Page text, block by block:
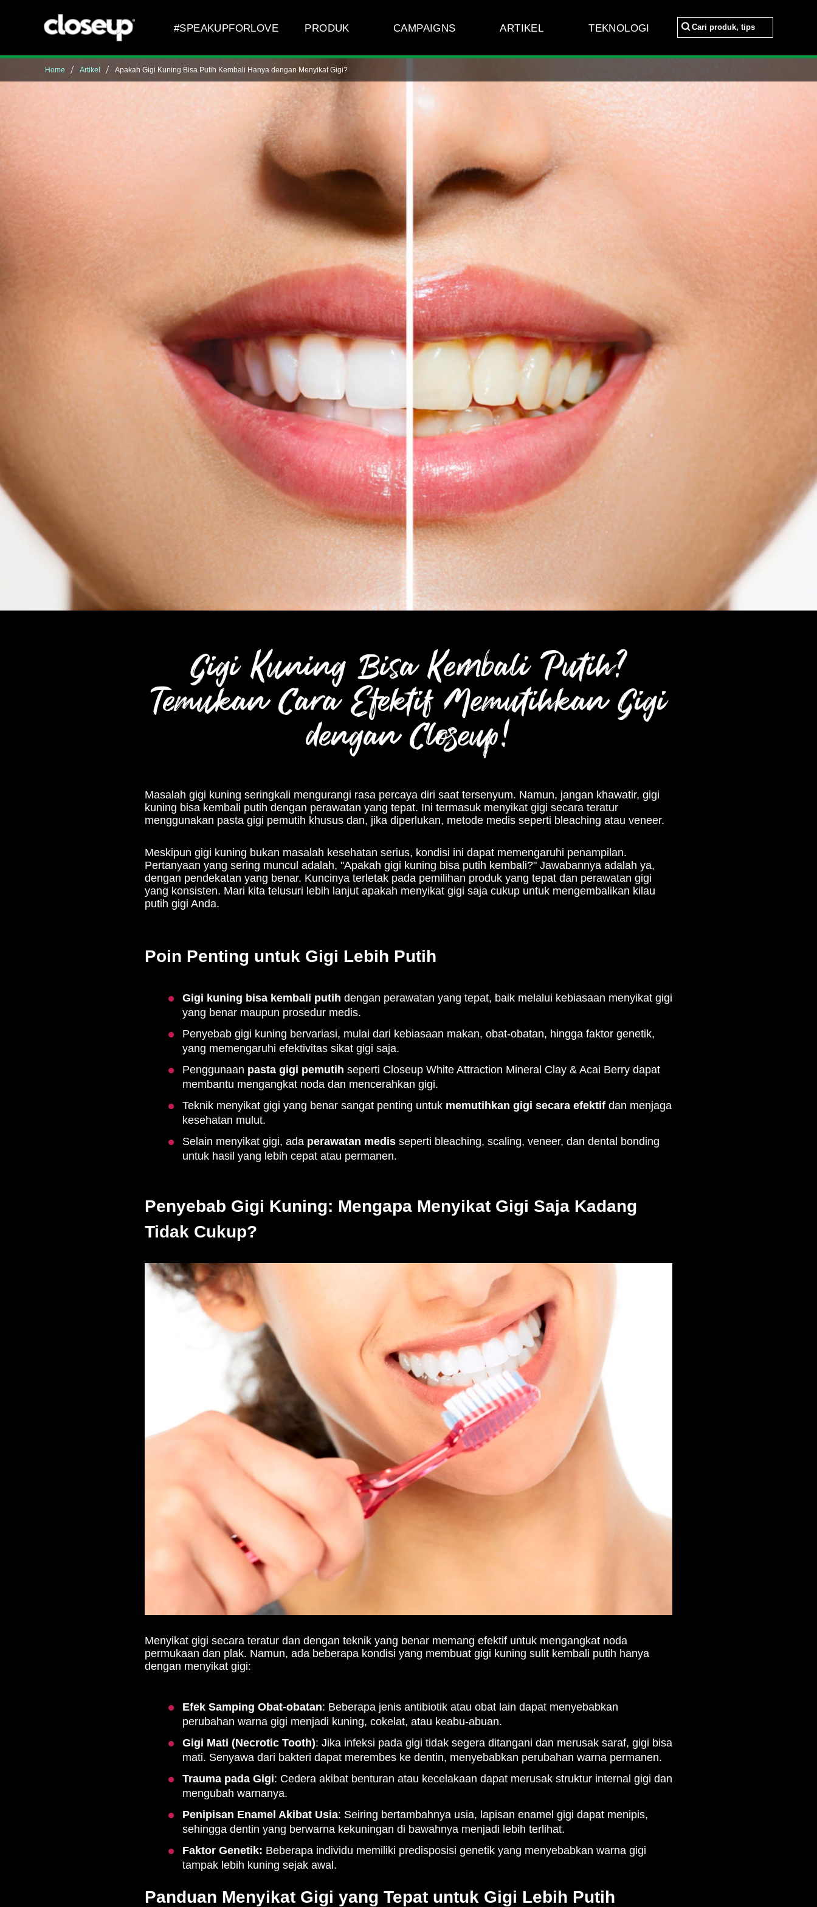
Skip to content #SPEAKUPFORLOVE PRODUK CAMPAIGNS ARTIKEL TEKNOLOGI Cari produk, tips
Cari produk, tips
Home Artikel Apakah Gigi Kuning Bisa Putih Kembali Hanya dengan Menyikat Gigi?
Gigi Kuning Bisa Kembali Putih?
Temukan Cara Efektif Memutihkan Gigi
dengan Closeup!
Masalah gigi kuning seringkali mengurangi rasa percaya diri saat tersenyum. Namun, jangan khawatir, gigi
kuning bisa kembali putih dengan perawatan yang tepat. Ini termasuk menyikat gigi secara teratur
menggunakan pasta gigi pemutih khusus dan, jika diperlukan, metode medis seperti bleaching atau veneer.
Meskipun gigi kuning bukan masalah kesehatan serius, kondisi ini dapat memengaruhi penampilan.
Pertanyaan yang sering muncul adalah, "Apakah gigi kuning bisa putih kembali?" Jawabannya adalah ya,
dengan pendekatan yang benar. Kuncinya terletak pada pemilihan produk yang tepat dan perawatan gigi
yang konsisten. Mari kita telusuri lebih lanjut apakah menyikat gigi saja cukup untuk mengembalikan kilau
putih gigi Anda.
Poin Penting untuk Gigi Lebih Putih
Gigi kuning bisa kembali putih dengan perawatan yang tepat, baik melalui kebiasaan menyikat gigi
yang benar maupun prosedur medis.
Penyebab gigi kuning bervariasi, mulai dari kebiasaan makan, obat-obatan, hingga faktor genetik,
yang memengaruhi efektivitas sikat gigi saja.
Penggunaan pasta gigi pemutih seperti Closeup White Attraction Mineral Clay & Acai Berry dapat
membantu mengangkat noda dan mencerahkan gigi.
Teknik menyikat gigi yang benar sangat penting untuk memutihkan gigi secara efektifdan menjaga
kesehatan mulut.
Selain menyikat gigi, ada perawatan medisseperti bleaching, scaling, veneer, dan dental bonding
untuk hasil yang lebih cepat atau permanen.
Penyebab Gigi Kuning: Mengapa Menyikat Gigi Saja Kadang
Tidak Cukup?
Menyikat gigi secara teratur dan dengan teknik yang benar memang efektif untuk mengangkat noda
permukaan dan plak. Namun, ada beberapa kondisi yang membuat gigi kuning sulit kembali putih hanya
dengan menyikat gigi:
Efek Samping Obat-obatan: Beberapa jenis antibiotik atau obat lain dapat menyebabkan
perubahan warna gigi menjadi kuning, cokelat, atau keabu-abuan.
Gigi Mati (Necrotic Tooth): Jika infeksi pada gigi tidak segera ditangani dan merusak saraf, gigi bisa
mati. Senyawa dari bakteri dapat merembes ke dentin, menyebabkan perubahan warna permanen.
Trauma pada Gigi: Cedera akibat benturan atau kecelakaan dapat merusak struktur internal gigi dan
mengubah warnanya.
Penipisan Enamel Akibat Usia: Seiring bertambahnya usia, lapisan enamel gigi dapat menipis,
sehingga dentin yang berwarna kekuningan di bawahnya menjadi lebih terlihat.
Faktor Genetik: Beberapa individu memiliki predisposisi genetik yang menyebabkan warna gigi
tampak lebih kuning sejak awal.
Panduan Menyikat Gigi yang Tepat untuk Gigi Lebih Putih